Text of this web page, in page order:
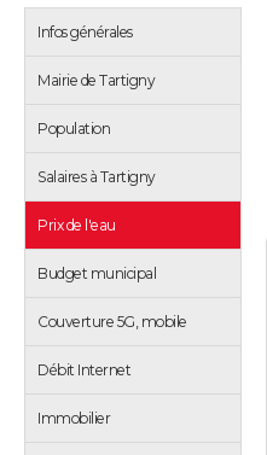
Infos générales
Mairie de Tartigny
Population
Salaires à Tartigny
Prix de l'eau
Budget municipal
Couverture 5G, mobile
Débit Internet
Immobilier